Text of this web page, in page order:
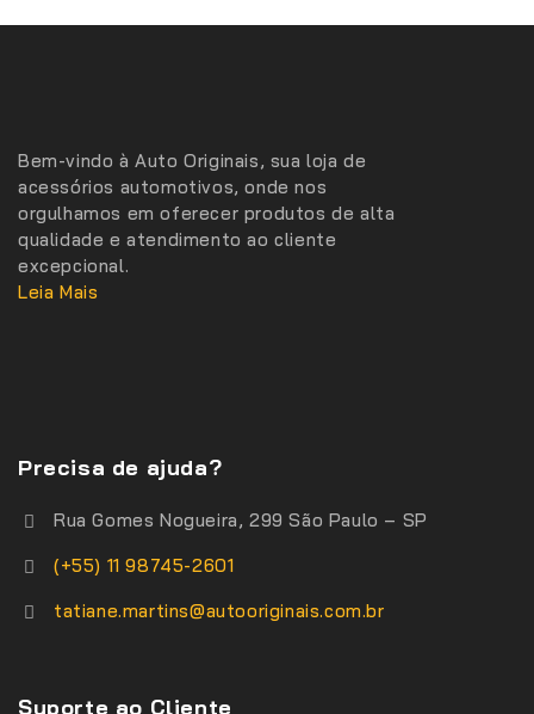
Bem-vindo à Auto Originais, sua loja de
acessórios automotivos, onde nos
orgulhamos em oferecer produtos de alta
qualidade e atendimento ao cliente
excepcional.
Leia Mais
Precisa de ajuda?
Rua Gomes Nogueira, 299 São Paulo – SP
(+55) 11 98745-2601
tatiane.martins@autooriginais.com.br
Suporte ao Cliente